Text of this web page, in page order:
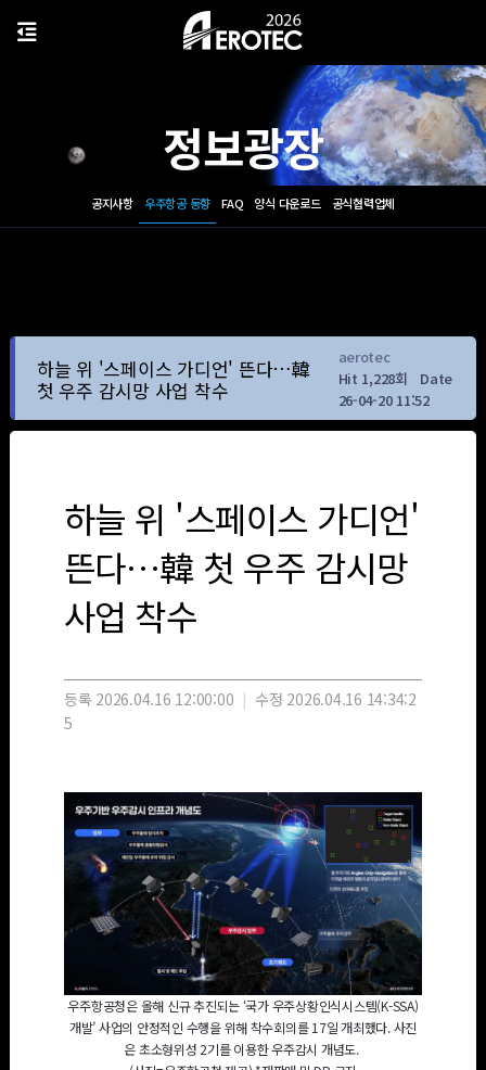
정보광장
공지사항 우주항공 동향 FAQ 양식 다운로드 공식협력업체
하늘 위 '스페이스 가디언' 뜬다…韓
첫 우주 감시망 사업 착수
aerotec
Hit 1,228회
Date
26-04-20 11:52
하늘 위 '스페이스 가디언'
뜬다…韓 첫 우주 감시망
사업 착수
등록 2026.04.16 12:00:00 | 수정 2026.04.16 14:34:2
5
우주항공청은 올해 신규 추진되는 ‘국가 우주상황인식시스템(K-SSA)
개발’ 사업의 안정적인 수행을 위해 착수회의를 17일 개최했다. 사진
은 초소형위성 2기를 이용한 우주감시 개념도.